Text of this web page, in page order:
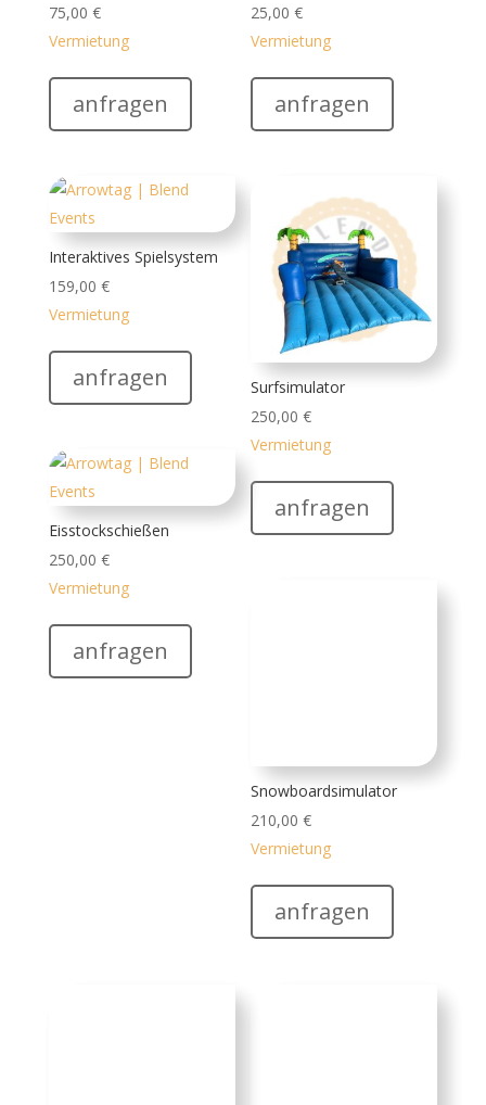
75,00 €
Vermietung
anfragen
25,00€
Vermietung
anfragen
Interaktives Spielsystem
159,00 €
Vermietung
anfragen
Surfsimulator
250,00€
Vermietung
anfragen
Eisstockschießen
250,00 €
Vermietung
anfragen
anfragen
ArrowTag für 8 Personen